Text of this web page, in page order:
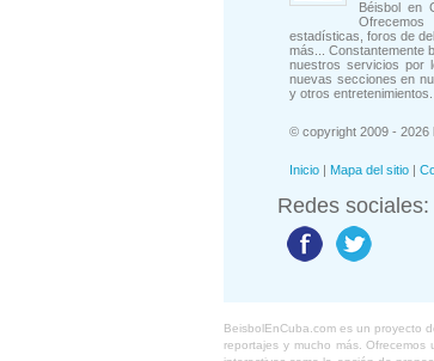
Béisbol en
estadísticas, foros de
más... Constantemente
nuestros servicios por
nuevas secciones en
y otros entretenimientos.
© copyright 2009 - 2026
Inicio | Mapa del sitio |
Redes sociales:
BeisbolEnCuba.com es un proyecto
reportajes y mucho más.